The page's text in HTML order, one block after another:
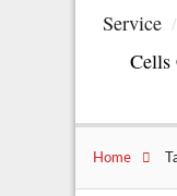
Service
Cells
Home